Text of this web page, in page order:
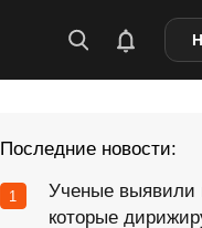
Последние новости:
Ученые выявили
которые